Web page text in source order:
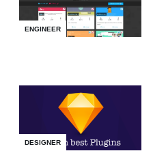
ENGINEER
DESIGNER